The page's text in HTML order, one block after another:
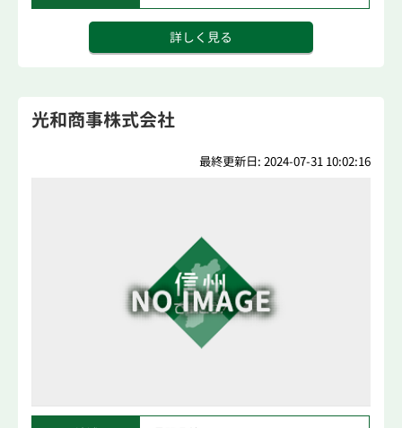
詳しく見る
光和商事株式会社
最終更新日: 2024-07-31 10:02:16